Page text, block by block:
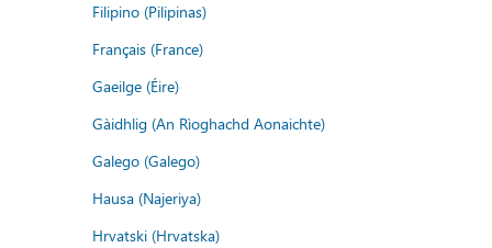
Filipino (Pilipinas)
Français (France)
Gaeilge (Éire)
Gàidhlig (An Rìoghachd Aonaichte)
Galego (Galego)
Hausa (Najeriya)
Hrvatski (Hrvatska)